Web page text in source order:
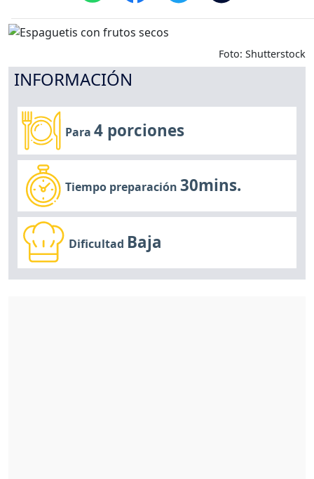
Foto: Shutterstock
INFORMACIÓN
Para4 porciones
Tiempo preparación30mins.
Dificultad Baja